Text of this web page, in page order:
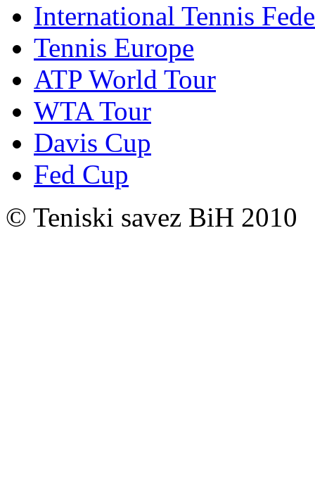
International Tennis
Tennis Europe
ATP World Tour
WTA Tour
Davis Cup
Fed Cup
© Teniski savez BiH 2010